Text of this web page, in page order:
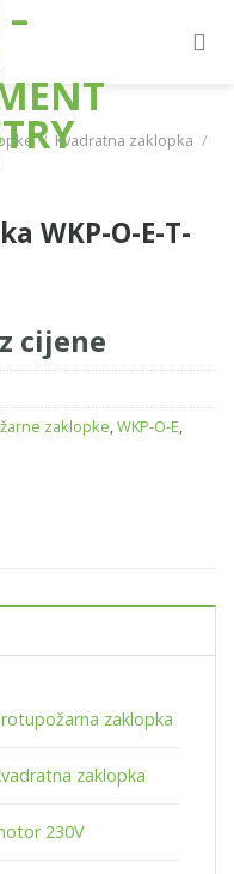
/ Kvadratna zaklopka /
WKP-O-E-T-
cijene
zaklopke,WKP-O-E,
zaklopka
zaklopka
230V